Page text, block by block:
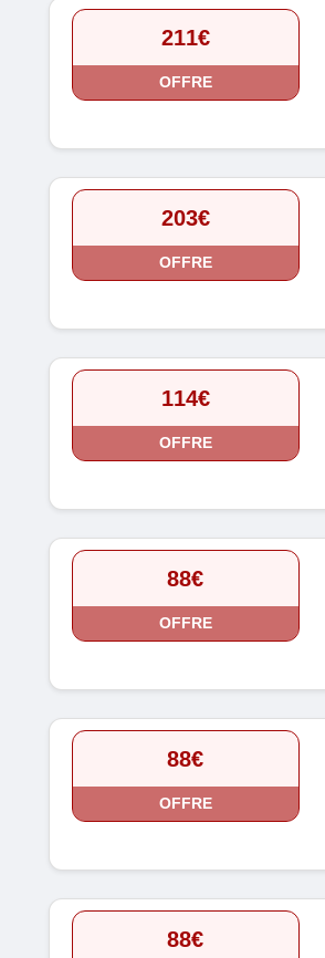
211€
OFFRE
203€
OFFRE
114€
OFFRE
88€
OFFRE
88€
OFFRE
88€